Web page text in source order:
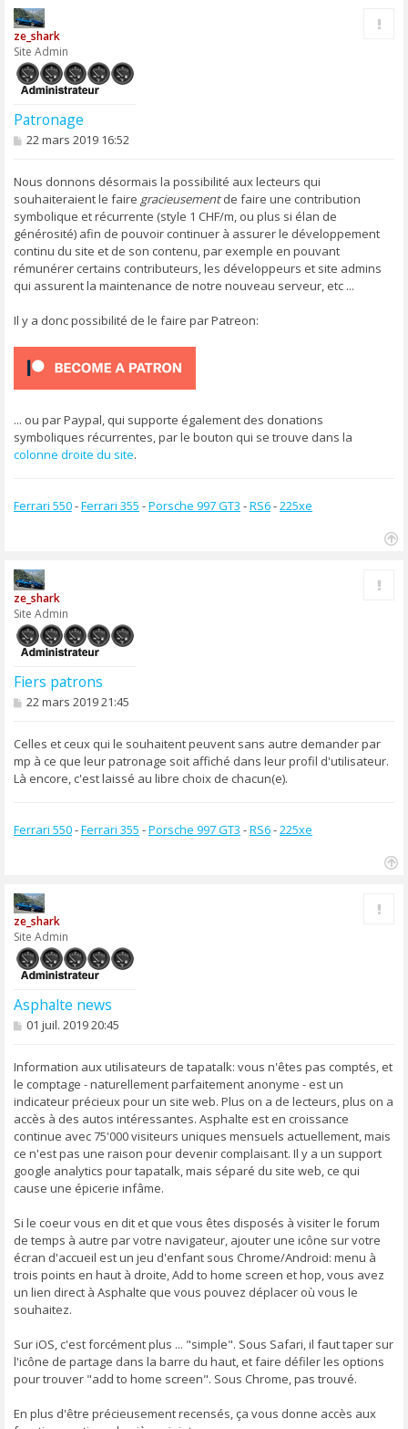
ze_shark
Site Admin
Patronage
M
s
a
g
e
22 mars 2019 16:52
Nous donnons désormais la possibilité aux lecteurs qui
souhaiteraient le faire gracieusementde faire une contribution
symbolique et récurrente (style 1 CHF/m, ou plus si élan de
générosité) afin de pouvoir continuer à assurer le développement
continu du site et de son contenu, par exemple en pouvant
rémunérer certains contributeurs, les développeurs et site admins
qui assurent la maintenance de notre nouveau serveur, etc ...
Il y a donc possibilité de le faire par Patreon:
... ou par Paypal, qui supporte également des donations
symboliques récurrentes, par le bouton qui se trouve dans la
colonne droite du site.
Ferrari 550-Ferrari 355 -Porsche 997 GT3 -RS6-225xe
ze_shark
Site Admin
Fiers patrons
M
s
a
g
e
22 mars 2019 21:45
Celles et ceux qui le souhaitent peuvent sans autre demander par
mp à ce que leur patronage soit affiché dans leur profil d'utilisateur.
Là encore, c'est laissé au libre choix de chacun(e).
Ferrari 550-Ferrari 355 -Porsche 997 GT3 -RS6-225xe
ze_shark
Site Admin
Asphalte news
M
s
a
g
e
01 juil. 2019 20:45
Information aux utilisateurs de tapatalk: vous n'êtes pas comptés, et
le comptage - naturellement parfaitement anonyme - est un
indicateur précieux pour un site web. Plus on a de lecteurs, plus on a
accès à des autos intéressantes. Asphalte est en croissance
continue avec 75'000 visiteurs uniques mensuels actuellement, mais
ce n'est pas une raison pour devenir complaisant. Il y a un support
google analytics pour tapatalk, mais séparé du site web, ce qui
cause une épicerie infâme.
Si le coeur vous en dit et que vous êtes disposés à visiter le forum
de temps à autre par votre navigateur, ajouter une icône sur votre
écran d'accueil est un jeu d'enfant sous Chrome/Android: menu à
trois points en haut à droite, Add to home screen et hop, vous avez
un lien direct à Asphalte que vous pouvez déplacer où vous le
souhaitez.
Sur iOS, c'est forcément plus ... "simple". Sous Safari, il faut taper sur
l'icône de partage dans la barre du haut, et faire défiler les options
pour trouver "add to home screen". Sous Chrome, pas trouvé.
En plus d'être précieusement recensés, ça vous donne accès aux